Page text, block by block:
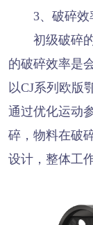
3、破碎效
初级破碎的
的破碎效率是
以CJ系列欧版
通过优化运动
碎，物料在破
设计，整体工